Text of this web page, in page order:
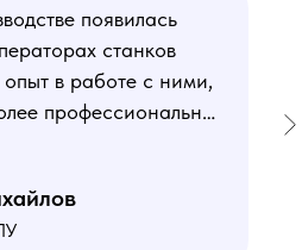
появилась
станков
в работе с ними,
профессиональных
понравился блок
- это как раз то,
Преподаватели